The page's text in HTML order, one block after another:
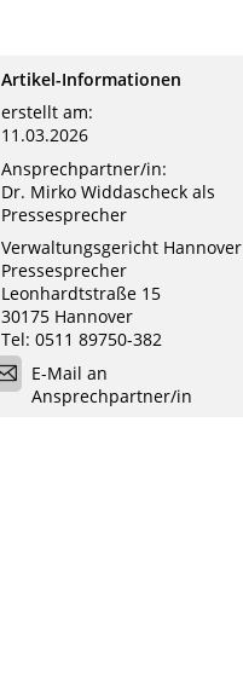
Artikel-Informationen
erstellt am:
11.03.2026
Ansprechpartner/in:
Dr. Mirko Widdascheck als
Pressesprecher
Verwaltungsgericht Hannover
Pressesprecher
Leonhardtstraße 15
30175 Hannover
Tel: 0511 89750-382
E-Mail an
Ansprechpartner/in